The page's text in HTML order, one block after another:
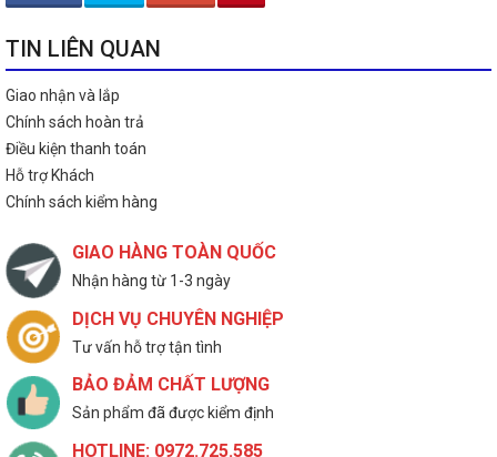
TIN LIÊN QUAN
Giao nhận và lắp
Chính sách hoàn trả
Điều kiện thanh toán
Hỗ trợ Khách
Chính sách kiểm hàng
GIAO HÀNG TOÀN QUỐC
Nhận hàng từ 1-3 ngày
DỊCH VỤ CHUYÊN NGHIỆP
Tư vấn hỗ trợ tận tình
BẢO ĐẢM CHẤT LƯỢNG
Sản phẩm đã được kiểm định
HOTLINE: 0972.725.585